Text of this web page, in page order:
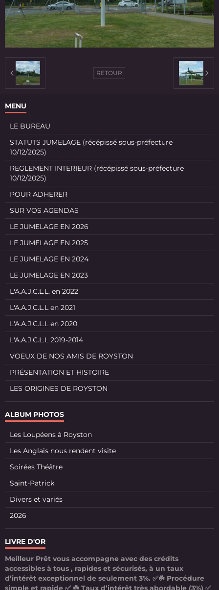
RETOUR
MENU
LE BUREAU
STATUTS JUMELAGE (récépissé sous-préfecture
10/12/2025)
REGLEMENT INTERIEUR (récépissé sous-préfecture
10/12/2025)
POUR ADHERER
SUR VOS AGENDAS
LE JUMELAGE EN 2026
LE JUMELAGE EN 2025
LE JUMELAGE EN 2024
LE JUMELAGE EN 2023
L'A.A.J.C.L.L. en 2022
L'A.A.J.C.L.L en 2021
L'A.A.J.C.L.L en 2020
L'A.A.J.C.L.L 2019-2014
VOEUX DE NOS AMIS DE ROYSTON
PRÉSENTATION ET HISTOIRE
LES ORIGINES DE ROYSTON
ALBUM PHOTOS
Les Loupéens à Royston
Les Anglais nous rendent visite
Soirées Théâtre
Saint-Patrick
Divers et variés
2026
LIVRE D'OR
Meilleur Prêt vous accompagne avec des crédits
accessibles à tous , rapides et sécurisés, à un taux
d’intérêt exceptionnel de seulement 3%. ✅☘️ Procédure
simple et rapide ✅ ☘️ Taux d’intérêt très abordable (3%) ✅